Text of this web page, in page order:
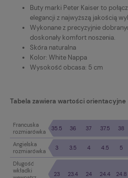
Buty marki Peter Kaiser to
elegancji z najwyższą jakością
Wykonane z precyzyjnie
doskonały komfort noszenia.
Skóra naturalna
Kolor: White Nappa
Wysokość obcasa: 5 cm
Tabela zawiera wartości orientacyjne
Francuska
rozmiarówka
35.5 36 37 37.5 38
Angielska
rozmiarówka
3 3.5 4 4.5 5
Długość
wkładki
23 23.4 24 24.4 24.8